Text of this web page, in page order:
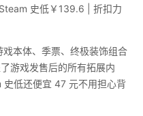
史低￥139.6 | 折扣力
戏本体、季票、终极装饰组合
游戏发售后的所有拓展内
低还便宜 47 元不用担心背